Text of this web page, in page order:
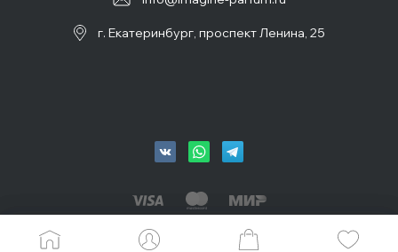
г. Екатеринбург, проспект Ленина, 25
© 2026 IMAGINE, Все права защищены